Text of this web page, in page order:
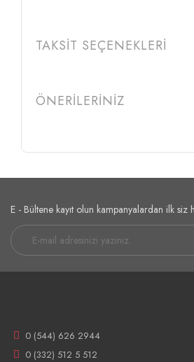
TAKSİT SEÇENEKLERİ
ÖNERİLERİNİZ
E - Bültene kayıt olun kampanyalardan ilk
0 (544) 626 2944
0 (332) 512 5 512